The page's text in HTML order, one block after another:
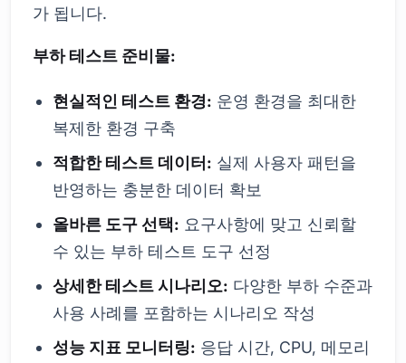
가 됩니다.
부하 테스트 준비물:
현실적인 테스트 환경: 운영 환경을 최대한
복제한 환경 구축
적합한 테스트 데이터: 실제 사용자 패턴을
반영하는 충분한 데이터 확보
올바른 도구 선택: 요구사항에 맞고 신뢰할
수 있는 부하 테스트 도구 선정
상세한 테스트 시나리오: 다양한 부하 수준과
사용 사례를 포함하는 시나리오 작성
성능 지표 모니터링: 응답 시간, CPU, 메모리